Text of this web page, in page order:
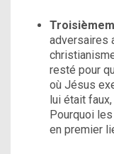
adversaires
resté pour
où Jésus
lui était
Pourquoi
en premier